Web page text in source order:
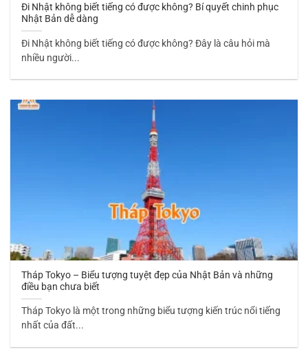
Đi Nhật không biết tiếng có được không? Bí quyết chinh phục
Nhật Bản dễ dàng
Đi Nhật không biết tiếng có được không? Đây là câu hỏi mà
nhiều người...
Tháp Tokyo – Biểu tượng tuyệt đẹp của Nhật Bản và những
điều bạn chưa biết
Tháp Tokyo là một trong những biểu tượng kiến trúc nổi tiếng
nhất của đất...